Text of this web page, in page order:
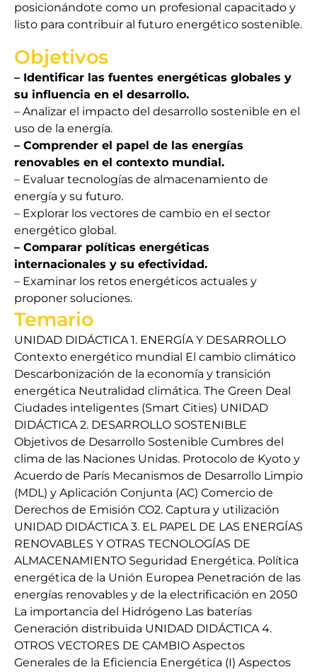
posicionándote como un profesional capacitado y
listo para contribuir al futuro energético sostenible.
Objetivos
– Identificar las fuentes energéticas globales y
su influencia en el desarrollo.
– Analizar el impacto del desarrollo sostenible en el
uso de la energía.
– Comprender el papel de las energías
renovables en el contexto mundial.
– Evaluar tecnologías de almacenamiento de
energía y su futuro.
– Explorar los vectores de cambio en el sector
energético global.
– Comparar políticas energéticas
internacionales y su efectividad.
– Examinar los retos energéticos actuales y
proponer soluciones.
Temario
UNIDAD DIDÁCTICA 1. ENERGÍA Y DESARROLLO
Contexto energético mundial El cambio climático
Descarbonización de la economía y transición
energética Neutralidad climática. The Green Deal
Ciudades inteligentes (Smart Cities) UNIDAD
DIDÁCTICA 2. DESARROLLO SOSTENIBLE
Objetivos de Desarrollo Sostenible Cumbres del
clima de las Naciones Unidas. Protocolo de Kyoto y
Acuerdo de París Mecanismos de Desarrollo Limpio
(MDL) y Aplicación Conjunta (AC) Comercio de
Derechos de Emisión CO2. Captura y utilización
UNIDAD DIDÁCTICA 3. EL PAPEL DE LAS ENERGÍAS
RENOVABLES Y OTRAS TECNOLOGÍAS DE
ALMACENAMIENTO Seguridad Energética. Política
energética de la Unión Europea Penetración de las
energías renovables y de la electrificación en 2050
La importancia del Hidrógeno Las baterías
Generación distribuida UNIDAD DIDÁCTICA 4.
OTROS VECTORES DE CAMBIO Aspectos
Generales de la Eficiencia Energética (I) Aspectos